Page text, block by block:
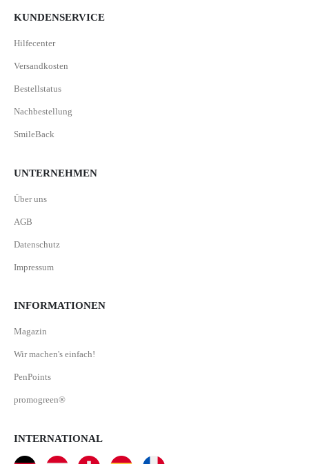
KUNDENSERVICE
Hilfecenter
Versandkosten
Bestellstatus
Nachbestellung
SmileBack
UNTERNEHMEN
Über uns
AGB
Datenschutz
Impressum
INFORMATIONEN
Magazin
Wir machen's einfach!
PenPoints
promogreen®
INTERNATIONAL